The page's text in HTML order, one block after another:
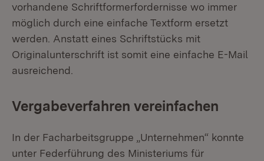
vorhandene Schriftformerfordernisse wo immer
möglich durch eine einfache Textform ersetzt
werden. Anstatt eines Schriftstücks mit
Originalunterschrift ist somit eine einfache E-Mail
ausreichend.
Vergabeverfahren vereinfachen
In der Facharbeitsgruppe „Unternehmen“ konnte
unter Federführung des Ministeriums für